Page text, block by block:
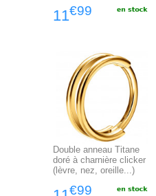
11€99
Double anneau Titane
doré à charnière clicker
(lèvre, nez, oreille...)
€99